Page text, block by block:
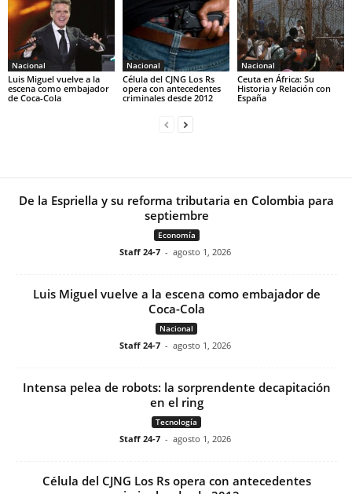
Nacional
Luis Miguel vuelve a la
escena como embajador
de Coca-Cola
Nacional
Célula del CJNG Los Rs
opera con antecedentes
criminales desde 2012
Nacional
Ceuta en África: Su
Historia y Relación con
España
De la Espriella y su reforma tributaria en Colombia para
septiembre
Economía
Staff 24-7 - agosto 1, 2026
Luis Miguel vuelve a la escena como embajador de
Coca-Cola
Nacional
Staff 24-7 - agosto 1, 2026
Intensa pelea de robots: la sorprendente decapitación
en el ring
Tecnología
Staff 24-7 - agosto 1, 2026
Célula del CJNG Los Rs opera con antecedentes